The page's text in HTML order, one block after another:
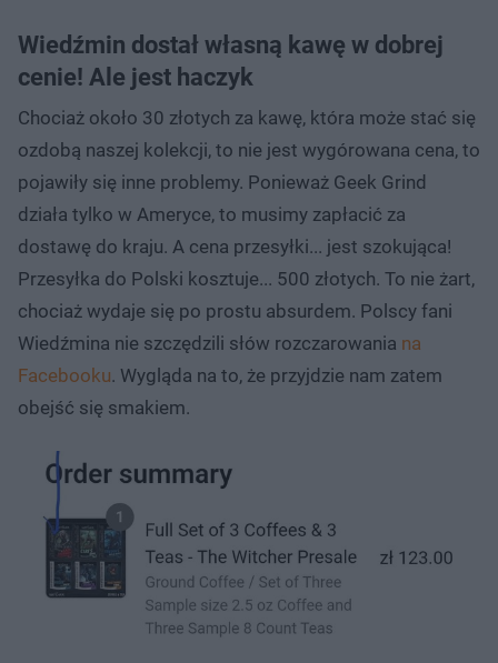
Wiedźmin dostał własną kawę w dobrej
cenie! Ale jest haczyk
Chociaż około 30 złotych za kawę, która może stać się
ozdobą naszej kolekcji, to nie jest wygórowana cena, to
pojawiły się inne problemy. Ponieważ Geek Grind
działa tylko w Ameryce, to musimy zapłacić za
dostawę do kraju. A cena przesyłki... jest szokująca!
Przesyłka do Polski kosztuje... 500 złotych. To nie żart,
chociaż wydaje się po prostu absurdem. Polscy fani
Wiedźmina nie szczędzili słów rozczarowania na
Facebooku. Wygląda na to, że przyjdzie nam zatem
obejść się smakiem.